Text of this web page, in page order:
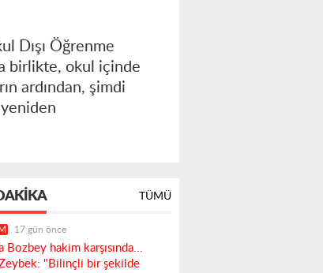
Dışı Öğrenme
birlikte, okul içinde
ardından, şimdi
TÜMÜ
17 gün önce
Bozbey hakim karşısında...
"Bilinçli bir şekilde